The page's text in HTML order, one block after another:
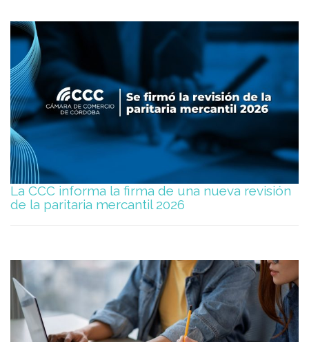
La CCC informa la firma de una nueva revisión
de la paritaria mercantil 2026